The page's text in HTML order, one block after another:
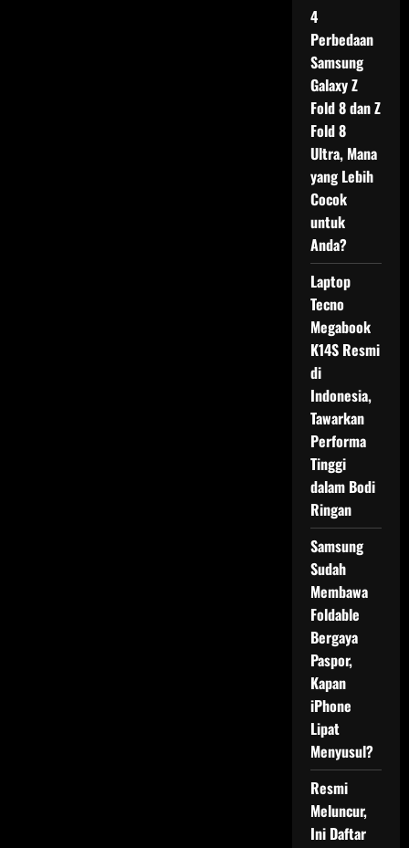
4
Perbedaan
Samsung
Galaxy Z
Fold 8 dan Z
Fold 8
Ultra, Mana
yang Lebih
Cocok
untuk
Anda?
Laptop
Tecno
Megabook
K14S Resmi
di
Indonesia,
Tawarkan
Performa
Tinggi
dalam Bodi
Ringan
Samsung
Sudah
Membawa
Foldable
Bergaya
Paspor,
Kapan
iPhone
Lipat
Menyusul?
Resmi
Meluncur,
Ini Daftar